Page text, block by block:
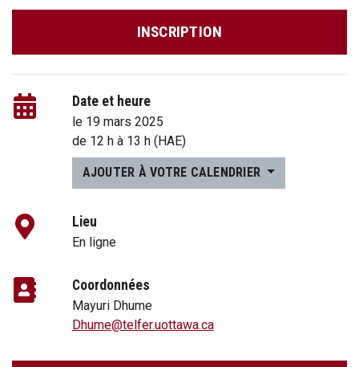
INSCRIPTION
Date et heure
le 19 mars 2025
de 12 hà 13 h(HAE)
AJOUTER À VOTRE CALENDRIER
Lieu
En ligne
Coordonnées
Mayuri Dhume
Dhume@telfer.uottawa.ca